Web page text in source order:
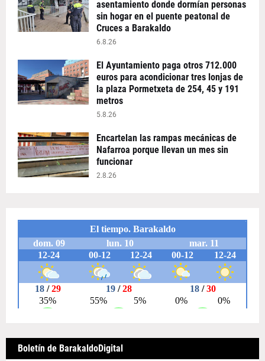
asentamiento donde dormían personas
sin hogar en el puente peatonal de
Cruces a Barakaldo
6.8.26
El Ayuntamiento paga otros 712.000
euros para acondicionar tres lonjas de
la plaza Pormetxeta de 254, 45 y 191
metros
5.8.26
Encartelan las rampas mecánicas de
Nafarroa porque llevan un mes sin
funcionar
2.8.26
Boletín de BarakaldoDigital